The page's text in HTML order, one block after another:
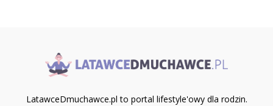
LatawceDmuchawce.pl to portal lifestyle'owy dla rodzin.